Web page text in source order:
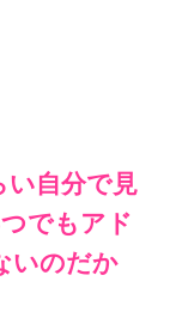
い自分で見
でもアド
いのだか